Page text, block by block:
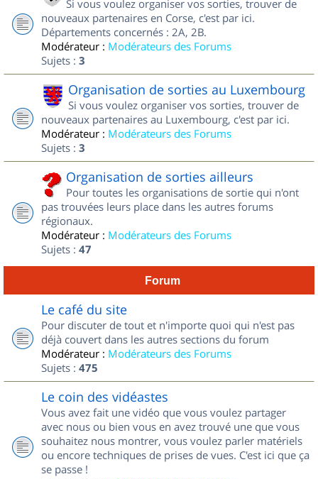
Si vous voulez organiser vos sorties, trouver de
nouveaux partenaires en Corse, c'est par ici.
Départements concernés : 2A, 2B.
Modérateur : Modérateurs des Forums
Sujets : 3
Organisation de sorties au Luxembourg
Si vous voulez organiser vos sorties, trouver de
nouveaux partenaires au Luxembourg, c'est par ici.
Modérateur : Modérateurs des Forums
Sujets : 3
Organisation de sorties ailleurs
Pour toutes les organisations de sortie qui n'ont
pas trouvées leurs place dans les autres forums
régionaux.
Modérateur : Modérateurs des Forums
Sujets : 47
Forum
Le café du site
Pour discuter de tout et n'importe quoi qui n'est pas
déjà couvert dans les autres sections du forum
Modérateur : Modérateurs des Forums
Sujets : 475
Le coin des vidéastes
Vous avez fait une vidéo que vous voulez partager
avec nous ou bien vous en avez trouvé une que vous
souhaitez nous montrer, vous voulez parler matériels
ou encore techniques de prises de vues. C'est ici que ça
se passe !